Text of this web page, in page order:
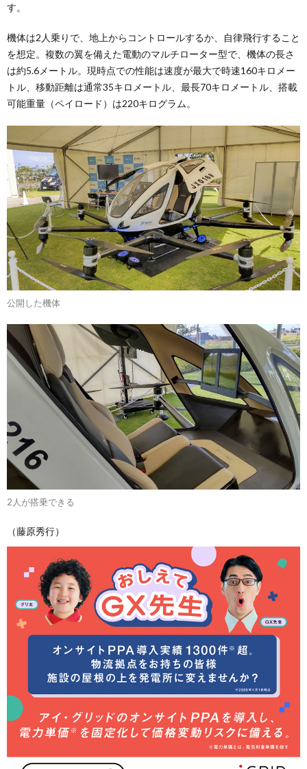
す。
機体は2人乗りで、地上からコントロールするか、自律飛行すること
を想定。複数の翼を備えた電動のマルチローター型で、機体の長さ
は約5.6メートル。現時点での性能は速度が最大で時速160キロメー
トル、移動距離は通常35キロメートル、最長70キロメートル、搭載
可能重量（ペイロード）は220キログラム。
公開した機体
2人が搭乗できる
（藤原秀行）